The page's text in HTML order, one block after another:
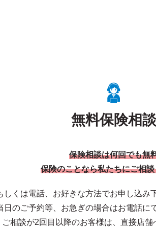
無料保険相談
保険相談は何回でも無
保険のことなら私たちにご相
しくは電話、お好きな方法でお申し込み
日のご予約等、お急ぎの場合はお電話に
ご相談が2回目以降のお客様は、直接店舗